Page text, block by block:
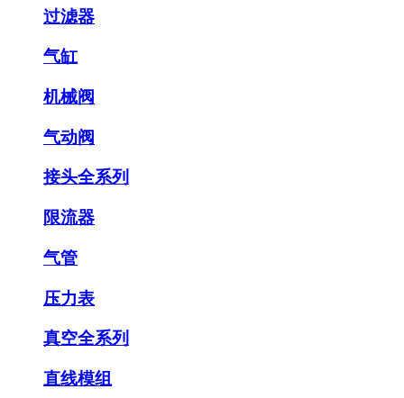
过滤器
气缸
机械阀
气动阀
接头全系列
限流器
气管
压力表
真空全系列
直线模组